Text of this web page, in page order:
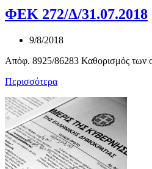
ΦΕΚ 272/Δ/31.07.2018
9/8/2018
Απόφ. 8925/86283 Καθορισμός των
Περισσότερα